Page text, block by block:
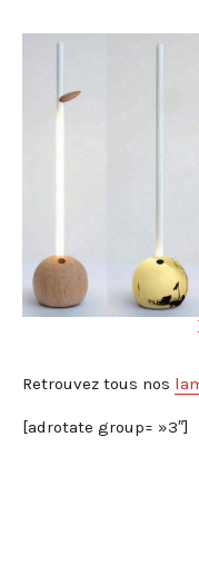
Retrouvez tous nos
[adrotate group= »3″]